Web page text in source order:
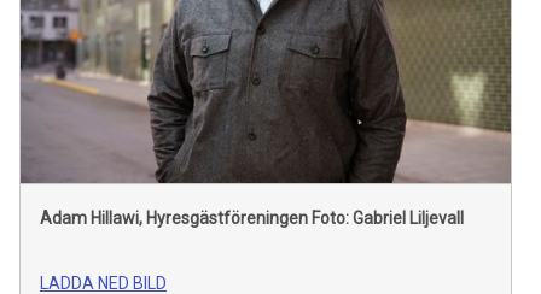
Adam Hillawi, Hyresgästföreningen Foto: Gabriel Liljevall
LADDA NED BILD